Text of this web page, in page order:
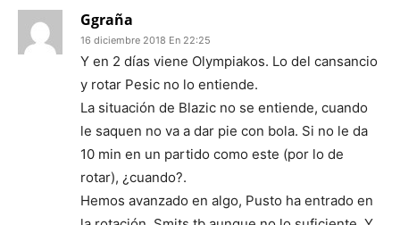
Ggraña
16 diciembre 2018 En 22:25
Y en 2 días viene Olympiakos. Lo del cansancio
y rotar Pesic no lo entiende.
La situación de Blazic no se entiende, cuando
le saquen no va a dar pie con bola. Si no le da
10 min en un partido como este (por lo de
rotar), ¿cuando?.
Hemos avanzado en algo, Pusto ha entrado en